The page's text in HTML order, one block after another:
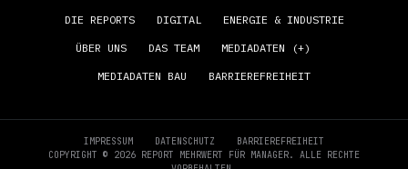
DIE REPORTS DIGITAL ENERGIE & INDUSTRIE
ÜBER UNS DAS TEAM MEDIADATEN (+)
MEDIADATEN BAU BARRIEREFREIHEIT
IMPRESSUM DATENSCHUTZ
BARRIEREFREIHEIT
COPYRIGHT © 2026 REPORT MEHRWERT FÜR MANAGER. ALLE RECHTE